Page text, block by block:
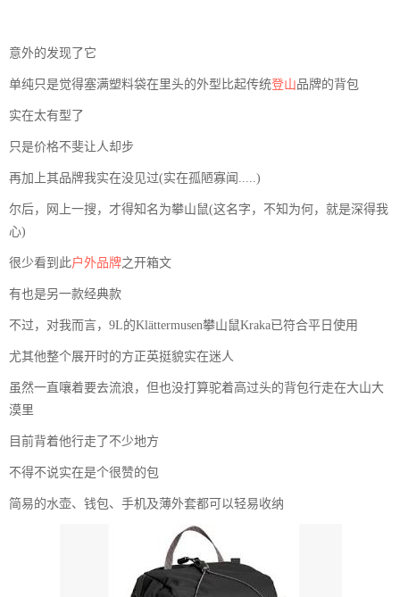
意外的发现了它
单纯只是觉得塞满塑料袋在里头的外型比起传统登山品牌的背包
实在太有型了
只是价格不斐让人却步
再加上其品牌我实在没见过(实在孤陋寡闻.....)
尔后，网上一搜，才得知名为攀山鼠(这名字，不知为何，就是深得我
心)
很少看到此户外品牌之开箱文
有也是另一款经典款
不过，对我而言，9L的Klättermusen攀山鼠Kraka已符合平日使用
尤其他整个展开时的方正英挺貌实在迷人
虽然一直嚷着要去流浪，但也没打算驼着高过头的背包行走在大山大
漠里
目前背着他行走了不少地方
不得不说实在是个很赞的包
简易的水壶、钱包、手机及薄外套都可以轻易收纳